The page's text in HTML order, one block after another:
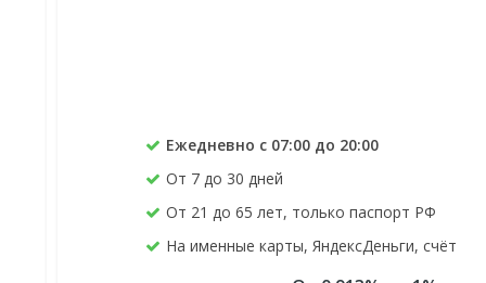
Ежедневно с 07:00 до 20:00
От 7 до 30 дней
От 21 до 65 лет, только паспорт РФ
На именные карты, ЯндексДеньги, счёт